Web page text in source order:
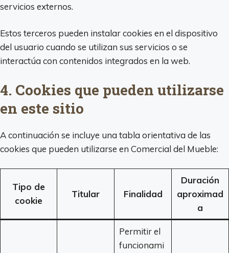
servicios externos.
Estos terceros pueden instalar cookies en el dispositivo
del usuario cuando se utilizan sus servicios o se
interactúa con contenidos integrados en la web.
4. Cookies que pueden utilizarse
en este sitio
A continuación se incluye una tabla orientativa de las
cookies que pueden utilizarse en Comercial del Mueble:
Tipo de
cookie
Titular Finalidad
Duración
aproximad
a
Permitir el
funcionami